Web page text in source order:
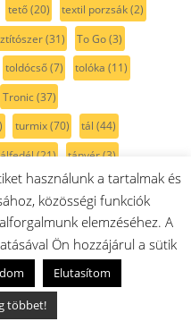
tető(20) textil porzsák(2)
(31) To Go(3)
toldócső(7) tolóka (11)
Tronic(37)
turmix(70) tál (44)
(21) tányér(3)
készítő(10) tölcsér(54)
tömítőszalag
(11) törlőkendő(4)
(424) ufesa(36)
(2) Unlimited
használunk a tartalmak és
közösségi funkciók
elemzéséhez. A
Ön hozzájárul a sütik
Elutasítom
többet!